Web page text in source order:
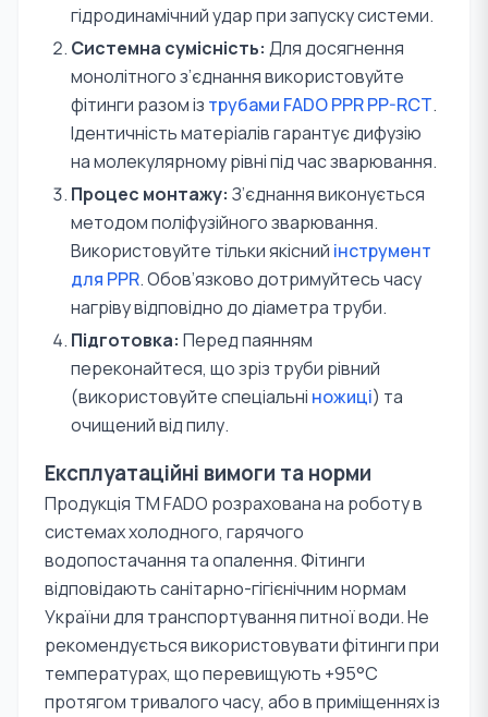
гідродинамічний удар при запуску системи.
Системна сумісність: Для досягнення
монолітного з’єднання використовуйте
фітинги разом із трубами FADO PPR PP-RCT.
Ідентичність матеріалів гарантує дифузію
на молекулярному рівні під час зварювання.
Процес монтажу: З’єднання виконується
методом поліфузійного зварювання.
Використовуйте тільки якісний інструмент
для PPR. Обов’язково дотримуйтесь часу
нагріву відповідно до діаметра труби.
Підготовка: Перед паянням
переконайтеся, що зріз труби рівний
(використовуйте спеціальні ножиці) та
очищений від пилу.
Експлуатаційні вимоги та норми
Продукція TM FADO розрахована на роботу в
системах холодного, гарячого
водопостачання та опалення. Фітинги
відповідають санітарно-гігієнічним нормам
України для транспортування питної води. Не
рекомендується використовувати фітинги при
температурах, що перевищують +95°С
протягом тривалого часу, або в приміщеннях із